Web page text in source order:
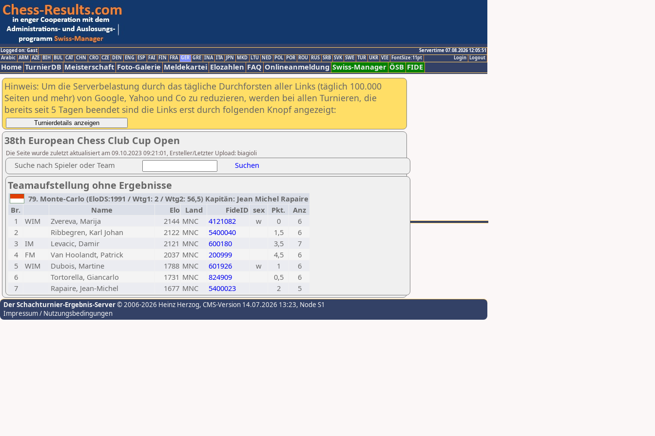
Logged on: Gast
Servertime 07.08.2026 12:05:51
Logout
Login
Arabic ARM AZE BIH BUL CAT CHN CRO CZE DEN ENG ESP FAI FIN FRA GER GRE INA ITA JPN MKD LTU NED POL POR ROU RUS SRB SVK SWE TUR UKR VIE FontSize:11pt
Home TurnierDB Meisterschaft Foto-Galerie Meldekartei Elozahlen FAQ Onlineanmeldung Swiss-Manager ÖSB FIDE
Hinweis: Um die Serverbelastung durch das tägliche Durchforsten aller Links (täglich 100.000
Seiten und mehr) von Google, Yahoo und Co zu reduzieren, werden bei allen Turnieren, die
bereits seit 5 Tagen beendet sind die Links erst durch folgenden Knopf angezeigt:
38th European Chess Club Cup Open
Die Seite wurde zuletzt aktualisiert am 09.10.2023 09:21:01, Ersteller/Letzter Upload: biagioli
Suche nach Spieler oder Team Suchen
Teamaufstellung ohne Ergebnisse
79. Monte-Carlo (EloDS:1991 / Wtg1: 2 / Wtg2: 56,5) Kapitän: Jean Michel Rapaire
Br.
Name Elo Land FideID sex Pkt.
Anz
1
WIM Zvereva, Marija 2144 MNC 4121082 w 0
6
2
Ribbegren, Karl Johan 2122 MNC 5400040 1,5
6
3
IM Levacic, Damir 2121 MNC 600180 3,5
7
4
FM Van Hoolandt, Patrick 2037 MNC 200999 4,5
6
5
WIM Dubois, Martine 1788 MNC 601926 w 1
6
6
Tortorella, Giancarlo 1731 MNC 824909 0,5
6
7
Rapaire, Jean-Michel 1677 MNC 5400023 2 5
Der Schachturnier-Ergebnis-Server© 2006-2026 Heinz Herzog, CMS-Version 14.07.2026 13:23, Node S1
Impressum / Nutzungsbedingungen